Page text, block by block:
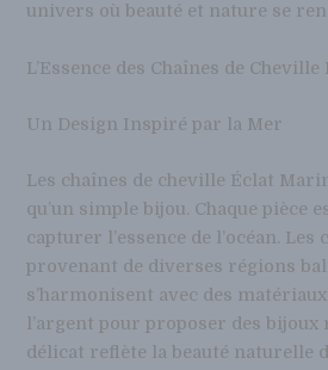
univers où beauté et nature se
L’Essence des Chaînes de
Un Design Inspiré par la Mer
Les chaînes de cheville Éclat
qu’un simple bijou. Chaque pièce
capturer l’essence de l’océan. Les
provenant de diverses régions
s’harmonisent avec des
l’argent pour proposer des bijoux
délicat reflète la beauté naturelle